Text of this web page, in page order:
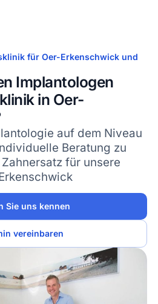
für Oer-Erkenschwick und
Implantologen
in Oer-
auf dem Niveau
Beratung zu
für unsere
Sie uns kennen
vereinbaren